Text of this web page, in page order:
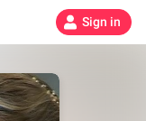
Sign in